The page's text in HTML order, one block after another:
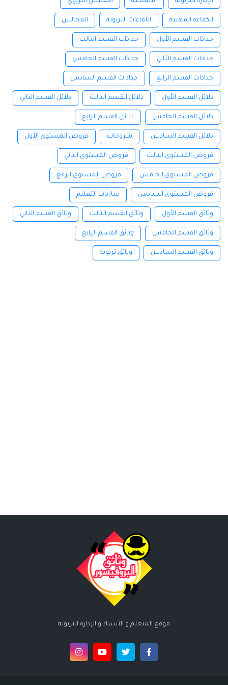
الكفاءة المهنية اللقاءات التربوية المجالس
جذاذات القسم الأول جذاذات القسم الثالث
جذاذات القسم الثاني جذاذات القسم الخامس
جذاذات القسم الرابع جذاذات القسم السادس
دلائل القسم الأول دلائل القسم الثالث دلائل القسم الثاني
دلائل القسم الخامس دلائل القسم الرابع
دلائل القسم السادس شروحات فروض المستوى الأول
فروض المستوى الثالث فروض المستوى الثاني
فروض المستوى الخامس فروض المستوى الرابع
فروض المستوى السادس مباريات التعليم
وثائق القسم الأول وثائق القسم الثالث وثائق القسم الثاني
وثائق القسم الخامس وثائق القسم الرابع
وثائق القسم السادس وثائق تربوية
موقع المتعلم و الأستاذ و الإدارة التربوية